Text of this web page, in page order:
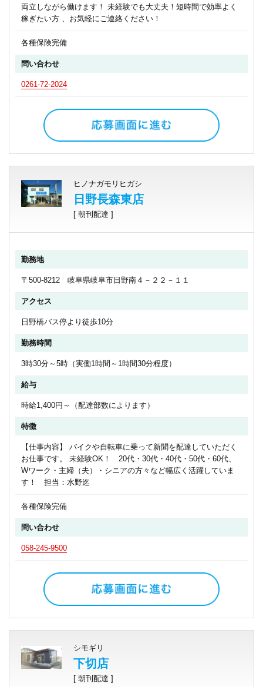
両立しながら働けます！ 未経験でも大丈夫！短時間で効率よく
稼ぎたい方 、お気軽にご連絡ください！
各種保険完備
問い合わせ
0261-72-2024
ヒノナガモリヒガシ
日野長森東店
[ 朝刊配達 ]
勤務地
〒500-8212 岐阜県岐阜市日野南４－２２－１１
アクセス
日野橋バス停より徒歩10分
勤務時間
3時30分～5時（実働1時間～1時間30分程度）
給与
時給1,400円～（配達部数によります）
特徴
【仕事内容】 バイクや自転車に乗って新聞を配達していただく
お仕事です。 未経験OK！ 20代・30代・40代・50代・60代、
Wワーク・主婦（夫）・シニアの方々など幅広く活躍していま
す！ 担当：水野迄
各種保険完備
問い合わせ
058-245-9500
シモギリ
下切店
[ 朝刊配達 ]